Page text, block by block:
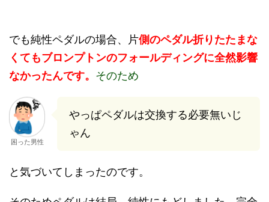
でも純性ペダルの場合、片側のペダル折りたたまな
くてもブロンプトンのフォールディングに全然影響
なかったんです。 そのため
困った男性
やっぱペダルは交換する必要無いじ
ゃん
と気づいてしまったのです。